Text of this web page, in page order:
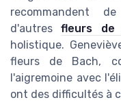
recommandent
d'autresfleurs de
holistique.
fleurs de Bach,
l'aigremoine avec
ont des difficultés à